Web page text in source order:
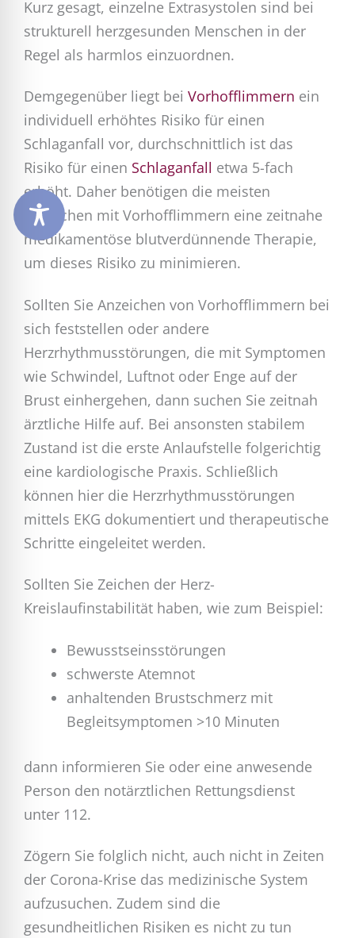
Kurz gesagt, einzelne Extrasystolen sind bei
strukturell herzgesunden Menschen in der
Regel als harmlos einzuordnen.
Demgegenüber liegt bei Vorhofflimmern ein
individuell erhöhtes Risiko für einen
Schlaganfall vor, durchschnittlich ist das
Risiko für einen Schlaganfall etwa 5-fach
erhöht. Daher benötigen die meisten
Menschen mit Vorhofflimmern eine zeitnahe
medikamentöse blutverdünnende Therapie,
um dieses Risiko zu minimieren.
Sollten Sie Anzeichen von Vorhofflimmern bei
sich feststellen oder andere
Herzrhythmusstörungen, die mit Symptomen
wie Schwindel, Luftnot oder Enge auf der
Brust einhergehen, dann suchen Sie zeitnah
ärztliche Hilfe auf. Bei ansonsten stabilem
Zustand ist die erste Anlaufstelle folgerichtig
eine kardiologische Praxis. Schließlich
können hier die Herzrhythmusstörungen
mittels EKG dokumentiert und therapeutische
Schritte eingeleitet werden.
Sollten Sie Zeichen der Herz-
Kreislaufinstabilität haben, wie zum Beispiel:
Bewusstseinsstörungen
schwerste Atemnot
anhaltenden Brustschmerz mit
Begleitsymptomen >10 Minuten
dann informieren Sie oder eine anwesende
Person den notärztlichen Rettungsdienst
unter 112.
Zögern Sie folglich nicht, auch nicht in Zeiten
der Corona-Krise das medizinische System
aufzusuchen. Zudem sind die
gesundheitlichen Risiken es nicht zu tun